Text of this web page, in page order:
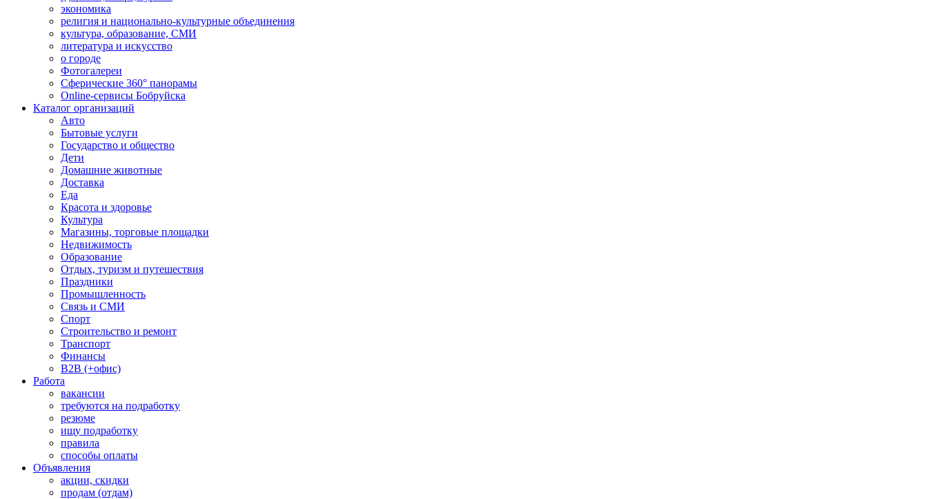
экономика
религия и национально-культурные объединения
культура, образование, СМИ
литература и искусство
о городе
Фотогалереи
Сферические 360° панорамы
Online-сервисы Бобруйска
Каталог организаций
Авто
Бытовые услуги
Государство и общество
Дети
Домашние животные
Доставка
Еда
Красота и здоровье
Культура
Магазины, торговые площадки
Недвижимость
Образование
Отдых, туризм и путешествия
Праздники
Промышленность
Связь и СМИ
Спорт
Строительство и ремонт
Транспорт
Финансы
B2B (+офис)
Работа
вакансии
требуются на подработку
резюме
ищу подработку
правила
способы оплаты
Объявления
акции, скидки
продам (отдам)